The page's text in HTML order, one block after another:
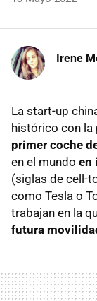
Irene
La start-up
histórico con la
primer coche
en el mundo en
(siglas de cell-
como Tesla o
trabajan en la
futura